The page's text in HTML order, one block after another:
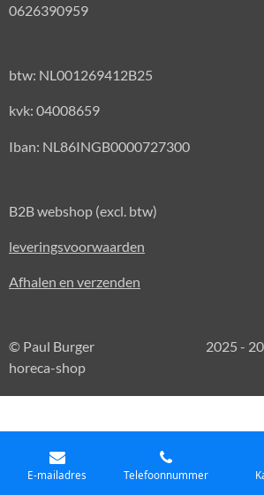
0626390959
btw: NL001269412B25
kvk: 04008659
Iban: NL86INGB0000727300
B2B webshop (excl. btw)
leveringsvoorwaarden
Afhalen en verzenden
© Paul Burger 2025 - 2026
horeca-shop
E-mailadres Telefoonnummer